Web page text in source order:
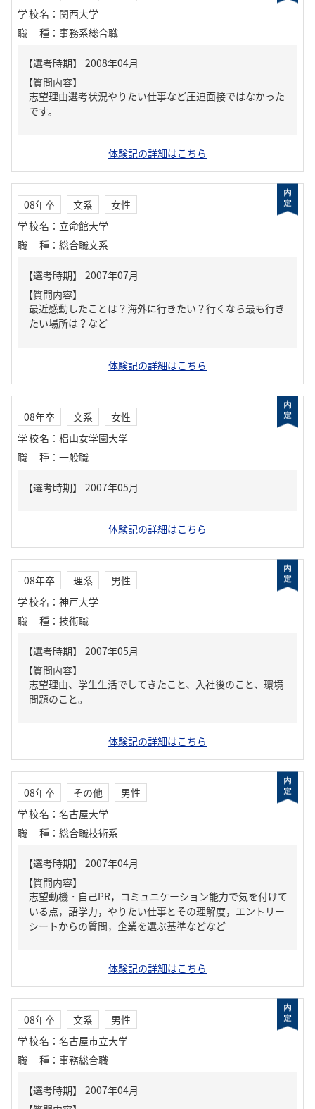
学校名 ： 関西大学
職種 ： 事務系総合職
【質問内容】
志望理由選考状況やりたい仕事など圧迫面接ではなかった
です。
体験記の詳細はこちら
08年卒 文系
女性
学校名 ： 立命館大学
職種 ： 総合職文系
【質問内容】
最近感動したことは？海外に行きたい？行くなら最も行き
たい場所は？など
体験記の詳細はこちら
08年卒 文系
女性
学校名 ： 椙山女学園大学
職種 ： 一般職
体験記の詳細はこちら
08年卒 理系
男性
学校名 ： 神戸大学
職種 ： 技術職
【質問内容】
志望理由、学生生活でしてきたこと、入社後のこと、環境
問題のこと。
体験記の詳細はこちら
08年卒 その他
男性
学校名 ： 名古屋大学
職種 ： 総合職技術系
【質問内容】
志望動機・自己PR，コミュニケーション能力で気を付けて
いる点，語学力，やりたい仕事とその理解度，エントリー
シートからの質問，企業を選ぶ基準などなど
体験記の詳細はこちら
08年卒 文系
男性
学校名 ： 名古屋市立大学
職種 ： 事務総合職